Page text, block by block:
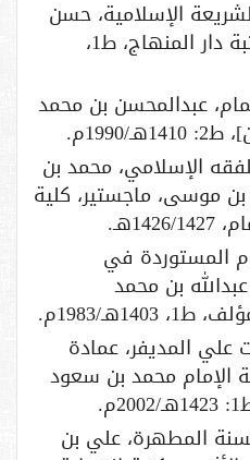
الإسلامية، حسن
بن أحمد الفكي، مكتبة دار المنهاج، ط1،
عبدالمحسن بن محمد
1990م.
الإسلامي، محمد بن
ماجستير، كلية
المستوردة في
بن محمد
1983م.
علي المديفر، عمادة
الإمام محمد بن سعود
المطهرة، علي بن